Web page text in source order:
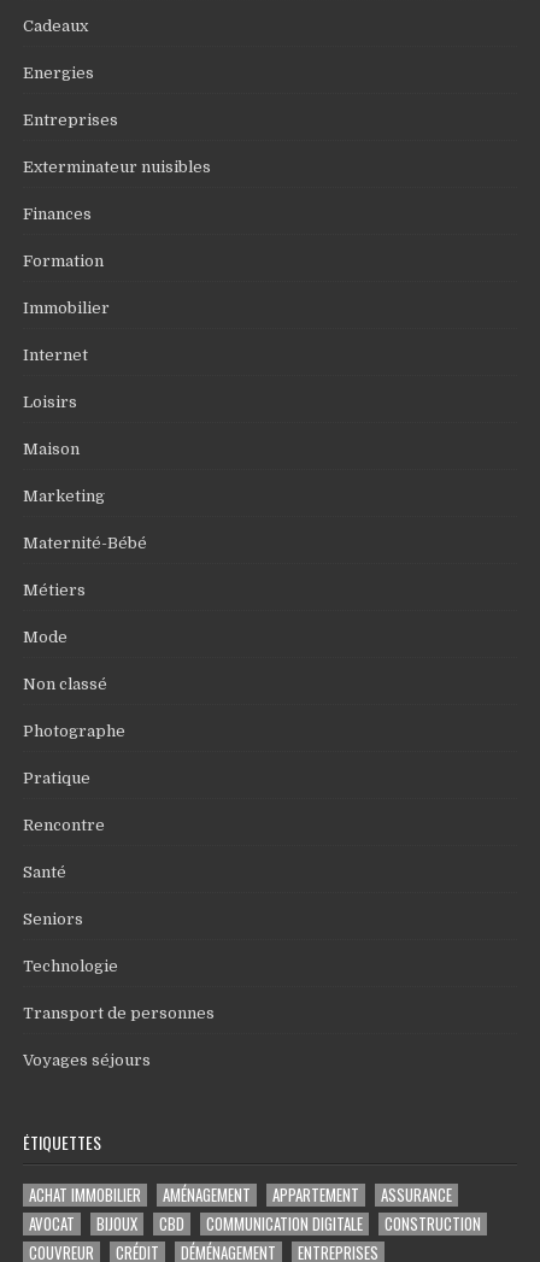
Cadeaux
Energies
Entreprises
Exterminateur nuisibles
Finances
Formation
Immobilier
Internet
Loisirs
Maison
Marketing
Maternité-Bébé
Métiers
Mode
Non classé
Photographe
Pratique
Rencontre
Santé
Seniors
Technologie
Transport de personnes
Voyages séjours
ÉTIQUETTES
ACHAT IMMOBILIER AMÉNAGEMENT APPARTEMENT
ASSURANCE
AVOCAT
BIJOUX CBD COMMUNICATION DIGITALE
CONSTRUCTION
COUVREUR
CRÉDIT DÉMÉNAGEMENT ENTREPRISES